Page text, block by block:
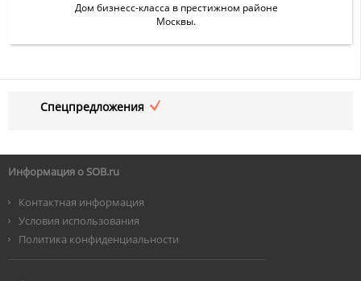
Дом бизнесс-класса в престижном районе
Москвы.
Спецпредложения
Информация о SOB.ru
Контактная информация
Условия использования
Политика конфиденциальности